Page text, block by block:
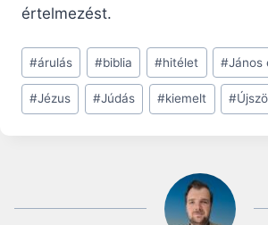
értelmezést.
Post
Tags:
#árulás #biblia #hitélet #János
#Jézus #Júdás #kiemelt #